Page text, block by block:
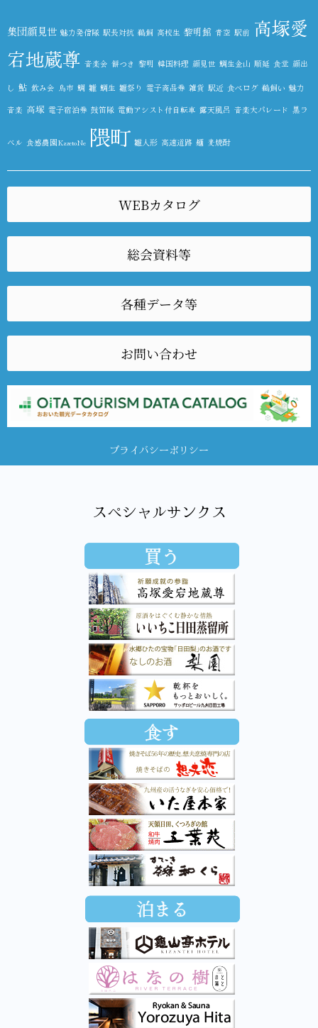
集団顔見世 魅力発信隊 駅長対抗 鵜飼 高校生 黎明館 青空 駅前 高塚愛
宕地蔵尊 音楽会 餅つき 黎明 韓国料理 顔見世 鯛生金山 順延 食堂 顔出
し 鮎 飲み会 鳥市 鯛 雛 鯛生 雛祭り 電子商品券 雑貨 駅近 食べログ 鵜飼い 魅力
音楽 高塚 電子宿泊券 鼓笛隊 電動アシスト付自転車 露天風呂 音楽大パレード 黒ラ
ベル 食感農園KazetoNe 隈町 雛人形 高速道路 麺 麦焼酎
WEBカタログ
総会資料等
各種データ等
お問い合わせ
プライバシーポリシー
スペシャルサンクス